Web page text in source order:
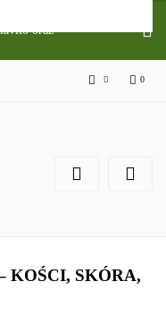
oraz
0
KOŚCI, SKÓRA,